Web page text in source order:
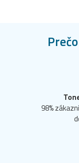
Prečo
98%